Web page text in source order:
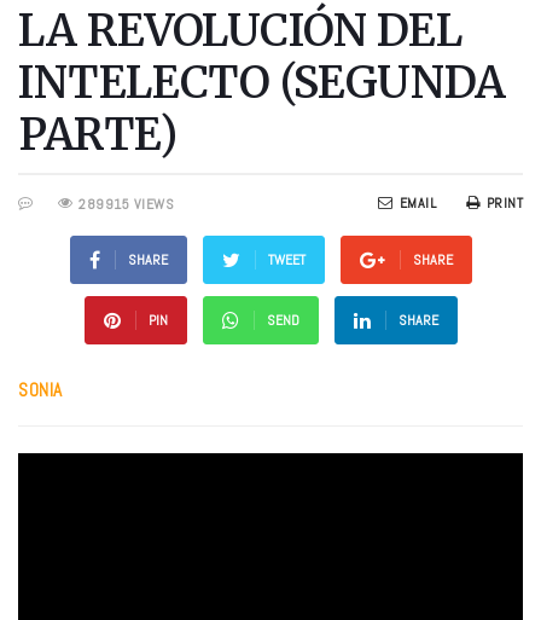
LA REVOLUCIÓN DEL
INTELECTO (SEGUNDA
PARTE)
289915 VIEWS PRINT
EMAIL
SHARE TWEET SHARE
PIN SEND SHARE
SONIA